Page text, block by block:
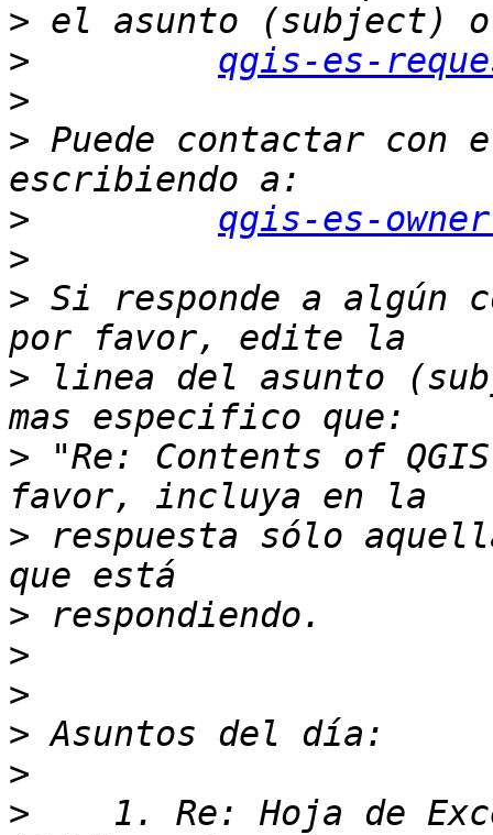
>
>
qgis-es-
>
> Puede contactar
>
qgis-es-
>
> Si responde a algún
> linea del asunto
> "Re: Contents of
> respuesta sólo
>
>
>
>
>
>
1. Re: Hoja de